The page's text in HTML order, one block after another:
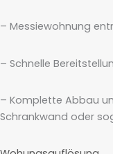
– Messiewohnung
– Schnelle
– Komplette Abbau
Schrankwand oder